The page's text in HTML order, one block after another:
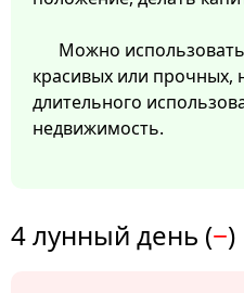
Можно
красивых или прочных,
длительного
недвижимость.
4 лунный день (−)